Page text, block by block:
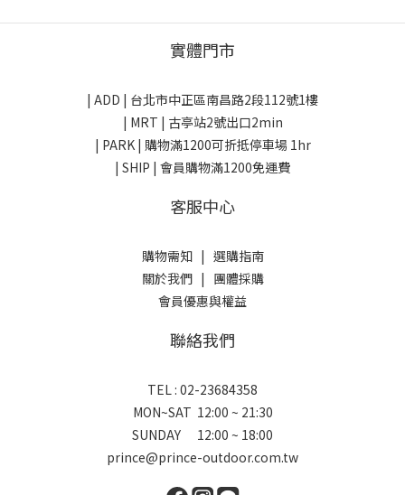
實體門市
| ADD | 台北市中正區南昌路2段112號1樓
| MRT | 古亭站2號出口2min
| PARK | 購物滿1200可折抵停車場 1hr
| SHIP | 會員購物滿1200免運費
客服中心
購物需知| 選購指南
關於我們| 團體採購
會員優惠與權益
聯絡我們
TEL : 02-23684358
MON~SAT 12:00 ~ 21:30
SUNDAY 12:00 ~ 18:00
prince@prince-outdoor.com.tw